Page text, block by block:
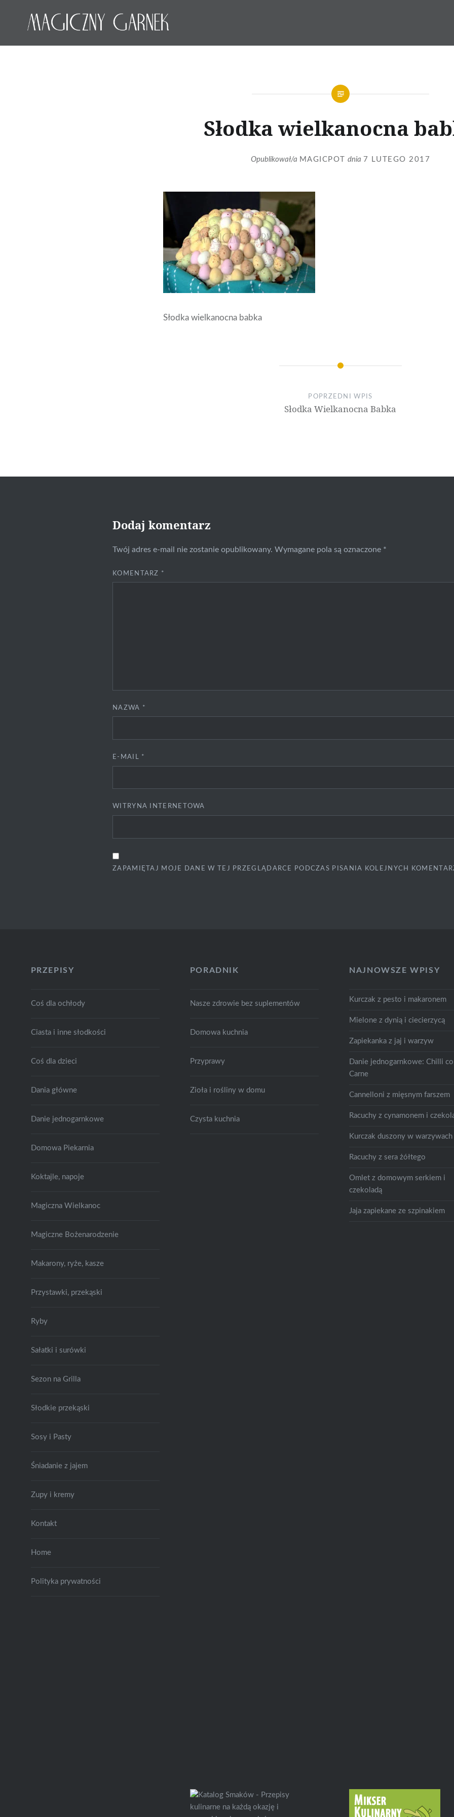
Magiczny Garnek
Słodka wielkanocna
Opublikował/a MAGICPOT dnia 7 LUTEGO 2017
Słodka wielkanocna babka
POPRZEDNI WPIS
Słodka Wielkanocna Babka
Dodaj komentarz
Twój adres e-mail nie zostanie opublikowany. Wymagane pola są oznaczone *
KOMENTARZ *
NAZWA *
E-MAIL *
WITRYNA INTERNETOWA
ZAPAMIĘTAJ MOJE DANE W TEJ PRZEGLĄDARCE PODCZAS PISANIA KOLEJNYCH
PRZEPISY
Coś dla ochłody
Ciasta i inne słodkości
Coś dla dzieci
Dania główne
Danie jednogarnkowe
Domowa Piekarnia
Koktajle, napoje
Magiczna Wielkanoc
Magiczne Bożenarodzenie
Makarony, ryże, kasze
Przystawki, przekąski
Ryby
Sałatki i surówki
Sezon na Grilla
Słodkie przekąski
Sosy i Pasty
Śniadanie z jajem
Zupy i kremy
Kontakt
Home
Polityka prywatności
PORADNIK
Nasze zdrowie bez suplementów
Domowa kuchnia
Przyprawy
Zioła i rośliny w domu
Czysta kuchnia
NAJNOWSZE WPISY
Kurczak z pesto i makaronem
Mielone z dynią i ciecierzycą
Zapiekanka z jaj i warzyw
Danie jednogarnkowe: Chilli
Carne
Cannelloni z mięsnym farszem
Racuchy z cynamonem i
Kurczak duszony w warzywach
Racuchy z sera żółtego
Omlet z domowym serkiem i
czekoladą
Jaja zapiekane ze szpinakiem